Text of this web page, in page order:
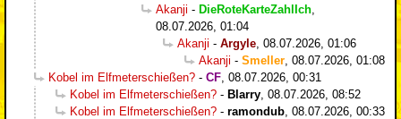
Akanji - DieRoteKarteZahlIch
08.07.2026, 01:04
Akanji - Argyle 08.07.2026, 01:06
Akanji - Smeller 08.07.2026, 01:08
Kobel im Elfmeterschießen? - CF 08.07.2026, 00:31
Kobel im Elfmeterschießen? - Blarry 08.07.2026, 08:52
Kobel im Elfmeterschießen? - ramondub 08.07.2026, 00:33